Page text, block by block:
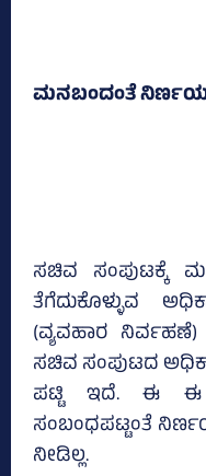
ಮನಬಂದಂತೆ ನಿರ್ಣಯ
ಸಚಿವ ಸಂಪುಟಕ್ಕೆ
ತೆಗೆದುಕೊಳ್ಳುವ
(ವ್ಯವಹಾರ
ಸಚಿವ ಸಂಪುಟದ
ಪಟ್ಟಿ ಇದೆ. ಈ ಈ
ಸಂಬಂಧಪಟ್ಟಂತೆ
ನೀಡಿಲ್ಲ.